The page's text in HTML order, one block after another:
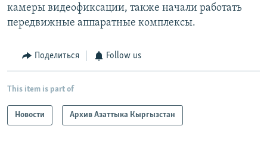
камеры видеофиксации, также начали работать
передвижные аппаратные комплексы.
Поделиться Follow us
This item is part of
Новости Архив Азаттыка Кыргызстан